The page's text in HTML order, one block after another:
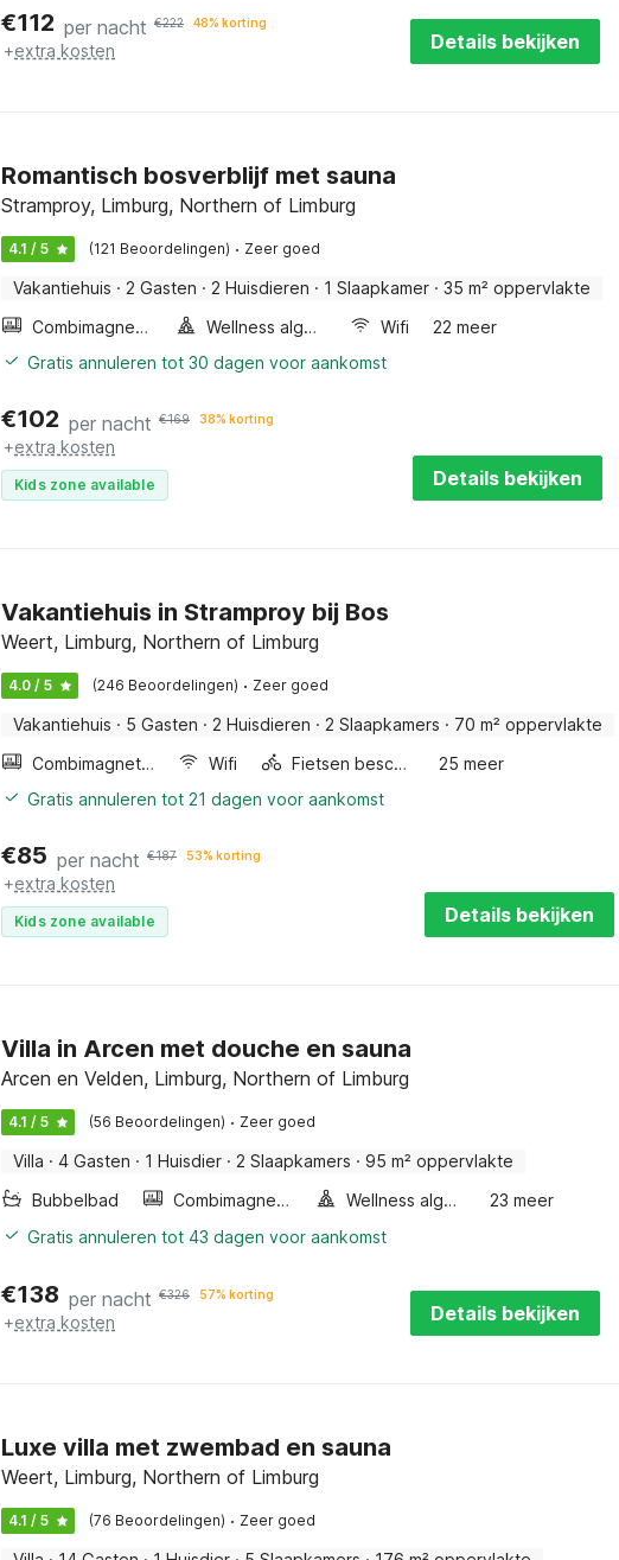
€112 per nacht €222 48% korting
+extra kosten Details bekijken
Romantisch bosverblijf met sauna
Stramproy, Limburg, Northern of Limburg
4.1 / 5 (121 Beoordelingen) · Zeer goed
Vakantiehuis · 2 Gasten · 2 Huisdieren · 1 Slaapkamer · 35 m² oppervlakte
Combimagnetron
Wellness algemeen Wifi
22 meer
Gratis annuleren tot 30 dagen voor aankomst
€102 per nacht €169 38% korting
+extra kosten
Kids zone available Details bekijken
Vakantiehuis in Stramproy bij Bos
Weert, Limburg, Northern of Limburg
4.0 / 5 (246 Beoordelingen) · Zeer goed
Vakantiehuis · 5 Gasten · 2 Huisdieren · 2 Slaapkamers · 70 m² oppervlakte
Combimagnetron
Wifi Fietsen beschikbaar
25 meer
Gratis annuleren tot 21 dagen voor aankomst
€85 per nacht €187 53% korting
+extra kosten
Kids zone available Details bekijken
Villa in Arcen met douche en sauna
Arcen en Velden, Limburg, Northern of Limburg
4.1 / 5 (56 Beoordelingen) · Zeer goed
Villa · 4 Gasten · 1 Huisdier · 2 Slaapkamers · 95 m² oppervlakte
Bubbelbad
Combimagnetron Wellness algemeen
23 meer
Gratis annuleren tot 43 dagen voor aankomst
€138 per nacht €326 57% korting
+extra kosten Details bekijken
Luxe villa met zwembad en sauna
Weert, Limburg, Northern of Limburg
4.1 / 5 (76 Beoordelingen) · Zeer goed